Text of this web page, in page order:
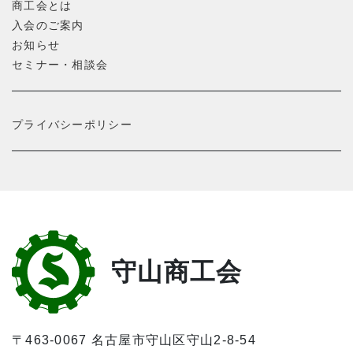
商工会とは
入会のご案内
お知らせ
セミナー・相談会
プライバシーポリシー
守山商工会
〒463-0067 名古屋市守山区守山2-8-54